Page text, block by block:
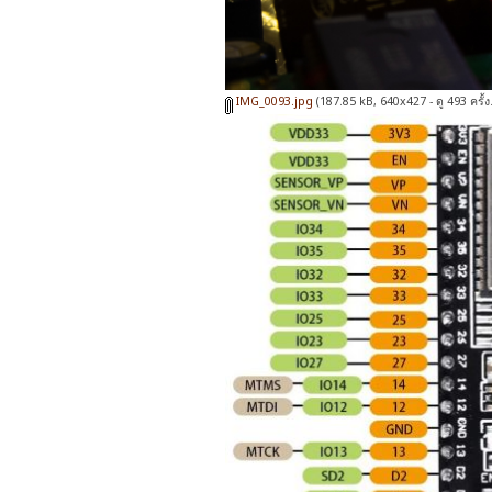
IMG_0093.jpg (187.85 kB, 640x427 - ดู 493 ครั้ง